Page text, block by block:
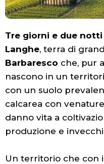
Tre giorni e due
Langhe, terra di
Barbaresco che, pur
nascono in un
con un suolo
calcarea con
danno vita a
produzione e
Un territorio che con